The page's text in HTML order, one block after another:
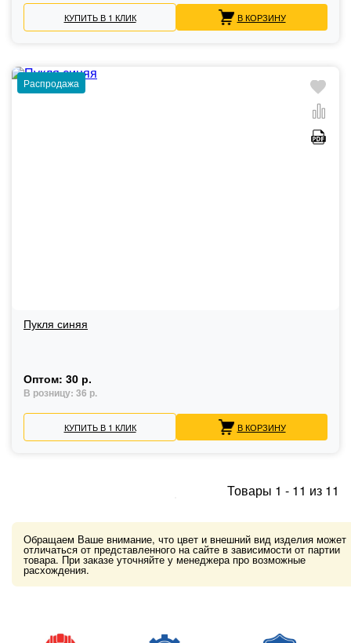
КУПИТЬ В 1 КЛИК В КОРЗИНУ
Распродажа
Пукля синяя
Оптом: 30 р.
В розницу: 36 р.
КУПИТЬ В 1 КЛИК В КОРЗИНУ
Товары 1 - 11 из 11
Обращаем Ваше внимание, что цвет и внешний вид изделия может
отличаться от представленного на сайте в зависимости от партии
товара. При заказе уточняйте у менеджера про возможные
расхождения.